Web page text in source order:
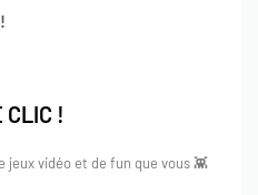
CLIC !
jeux vidéo et de fun que vous 👾